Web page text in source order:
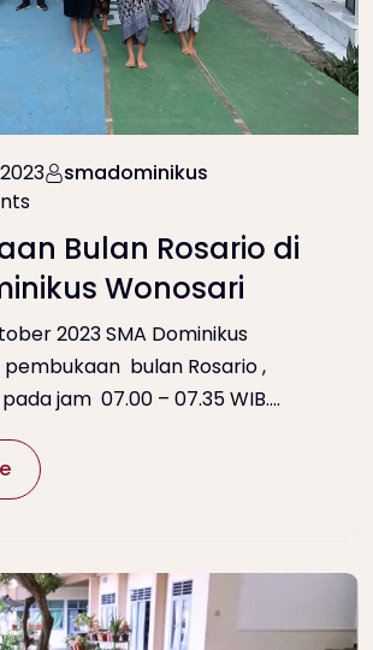
smadominikus
Bulan Rosario di
Wonosari
2023 SMA Dominikus
bulan Rosario ,
jam 07.00 – 07.35 WIB....